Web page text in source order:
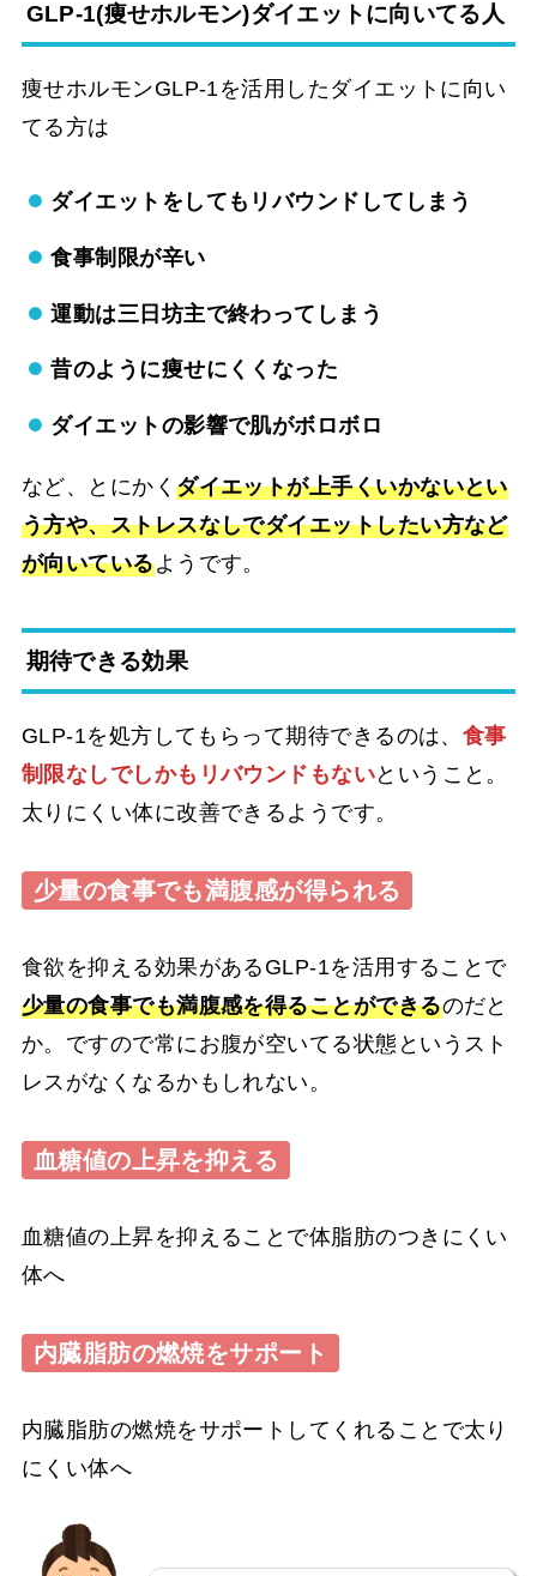
GLP-1(痩せホルモン)ダイエットに向いてる人
痩せホルモンGLP-1を活用したダイエットに向い
てる方は
ダイエットをしてもリバウンドしてしまう
食事制限が辛い
運動は三日坊主で終わってしまう
昔のように痩せにくくなった
ダイエットの影響で肌がボロボロ
など、とにかくダイエットが上手くいかないとい
う方や、ストレスなしでダイエットしたい方など
が向いているようです。
期待できる効果
GLP-1を処方してもらって期待できるのは、 食事
制限なしでしかもリバウンドもないということ。
太りにくい体に改善できるようです。
少量の食事でも満腹感が得られる
食欲を抑える効果があるGLP-1を活用することで
少量の食事でも満腹感を得ることができるのだと
か。ですので常にお腹が空いてる状態というスト
レスがなくなるかもしれない。
血糖値の上昇を抑える
血糖値の上昇を抑えることで体脂肪のつきにくい
体へ
内臓脂肪の燃焼をサポート
内臓脂肪の燃焼をサポートしてくれることで太り
にくい体へ